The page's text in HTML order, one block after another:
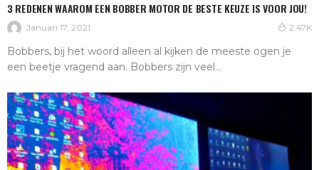
3 REDENEN WAAROM EEN BOBBER MOTOR DE BESTE KEUZE IS VOOR JOU!
Januari 17, 2021 2.47K
Bobbers, bij het woord alleen al kijken de meeste ogen je
een beetje vragend aan. Bobbers zijn veel...